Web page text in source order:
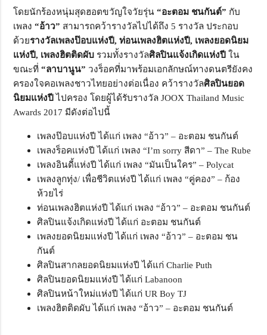
โดยนักร้องหนุ่มสุดฮอตขวัญใจวัยรุ่น“อะตอม ชนกันต์” กับ
เพลง “อ้าว” สามารถคว้ารางวัลไปได้ถึง 5 รางวัล ประกอบ
ด้วยรางวัลเพลงป๊อบแห่งปี, ท่อนเพลงฮิตแห่งปี, เพลงยอดนิยม
แห่งปี, เพลงฮิตติดผับ รวมทั้งรางวัลศิลปินแจ้งเกิดแห่งปี ใน
ขณะที่“ลาบานูน” วงร็อคที่มาพร้อมเอกลักษณ์ทางดนตรียังคง
ครองใจคอเพลงชาวไทยอย่างต่อเนื่อง คว้ารางวัลศิลปินยอด
นิยมแห่งปีไปครอง โดยผู้ได้รับรางวัล JOOX Thailand Music
Awards 2017 มีดังต่อไปนี้
เพลงป๊อบแห่งปี ได้แก่ เพลง “อ้าว” – อะตอม ชนกันต์
เพลงร็อคแห่งปี ได้แก่ เพลง “I’m sorry สีดา” – The Rube
เพลงอินดี้แห่งปี ได้แก่ เพลง “มันเป็นใคร” – Polycat
เพลงลูกทุ่ง/ เพื่อชีวิตแห่งปี ได้แก่ เพลง “คู่คอง” – ก้อง
ห้วยไร่
ท่อนเพลงฮิตแห่งปี ได้แก่ เพลง “อ้าว” – อะตอม ชนกันต์
ศิลปินแจ้งเกิดแห่งปี ได้แก่ อะตอม ชนกันต์
เพลงยอดนิยมแห่งปี ได้แก่ เพลง “อ้าว” – อะตอม ชน
กันต์
ศิลปินสากลยอดนิยมแห่งปี ได้แก่ Charlie Puth
ศิลปินยอดนิยมแห่งปี ได้แก่ Labanoon
ศิลปินหน้าใหม่แห่งปี ได้แก่ UR Boy TJ
เพลงฮิตติดผับ ได้แก่ เพลง “อ้าว” – อะตอม ชนกันต์